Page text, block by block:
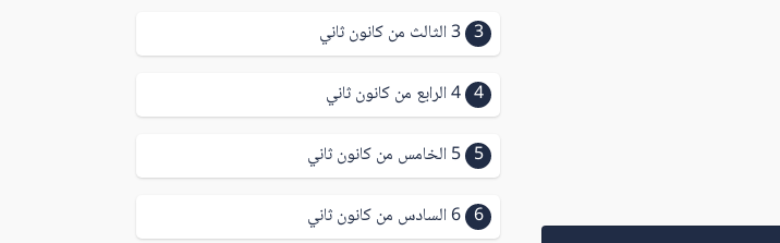
3 3 الثالث من كانون ثاني
4 4 الرابع من كانون ثاني
5 5 الخامس من كانون ثاني
6 6 السادس من كانون ثاني